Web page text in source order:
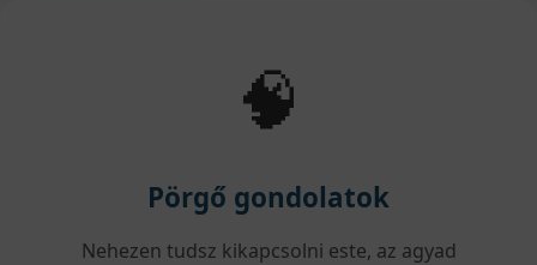
🧠
Pörgő gondolatok
Nehezen tudsz kikapcsolni este, az agyad